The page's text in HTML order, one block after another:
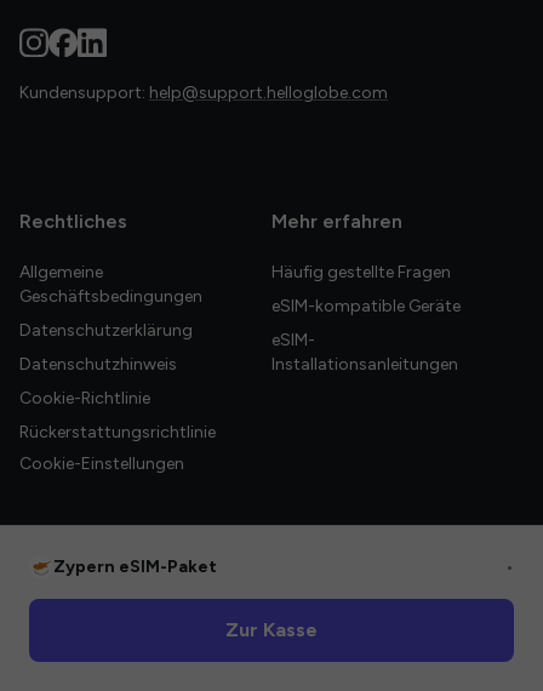
Kundensupport: help@support.helloglobe.com
Rechtliches
Allgemeine
Geschäftsbedingungen
Datenschutzerklärung
Datenschutzhinweis
Cookie-Richtlinie
Rückerstattungsrichtlinie
Cookie-Einstellungen
Mehr erfahren
Häufig gestellte Fragen
eSIM-kompatible Geräte
eSIM-
Installationsanleitungen
Zypern eSIM-Paket •
Zur Kasse